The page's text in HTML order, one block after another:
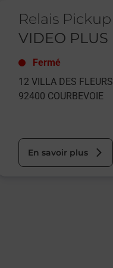
Relais Pickup
VIDEO PLUS
Fermé
12 VILLA DES FLEURS
92400 COURBEVOIE
En savoir plus